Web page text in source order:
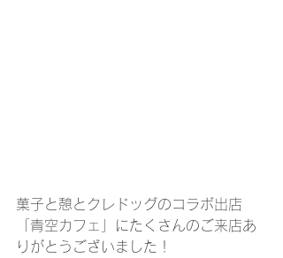
菓子と憩とクレドッグのコラボ出店
「青空カフェ」にたくさんのご来店あ
りがとうございました！